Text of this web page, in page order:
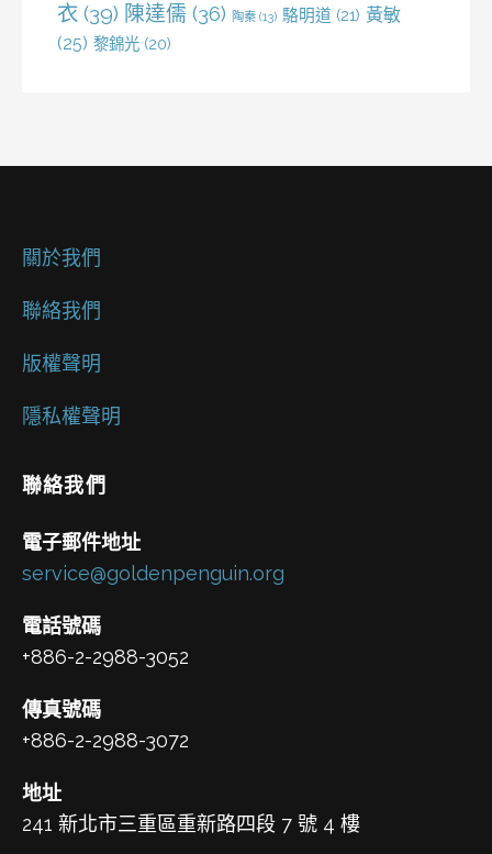
衣 (39) 陳達儒 (36) 陶秦 (13) 駱明道 (21) 黃敏
(25) 黎錦光 (20)
關於我們
聯絡我們
版權聲明
隱私權聲明
聯絡我們
電子郵件地址
service@goldenpenguin.org
電話號碼
+886-2-2988-3052
傳真號碼
+886-2-2988-3072
地址
241 新北市三重區重新路四段 7 號 4 樓